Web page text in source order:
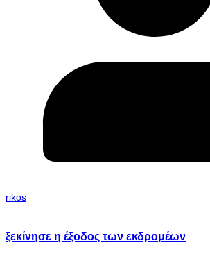
rikos
ξεκίνησε η έξοδος των εκδρομέων